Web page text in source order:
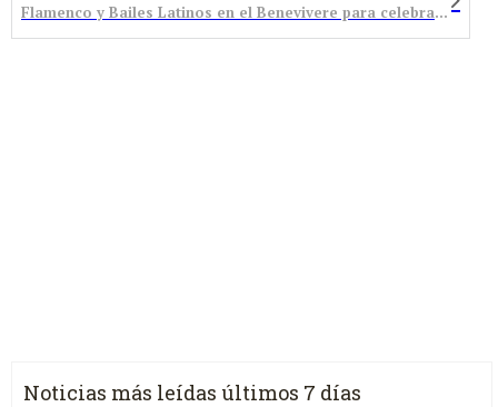
Flamenco y Bailes Latinos en el Benevivere para celebrar el 12 de octubre
Noticias más leídas últimos 7 días